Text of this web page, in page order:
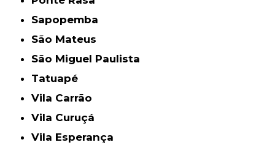
Sapopemba
São Mateus
São Miguel Paulista
Tatuapé
Vila Carrão
Vila Curuçá
Vila Esperança